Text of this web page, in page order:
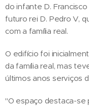
do infante D.
futuro rei D. Pedro V,
com a família real.
O edifício foi
da família real, mas
últimos anos serviços
"O espaço destaca-se